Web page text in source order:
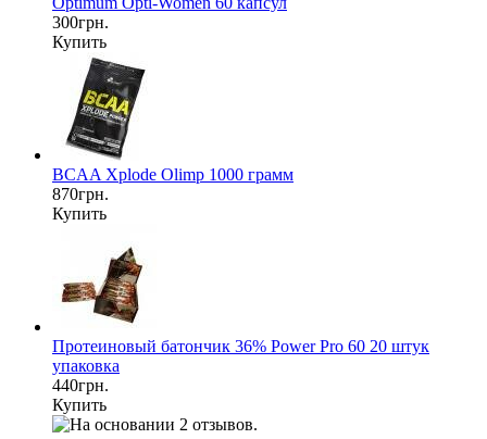
300грн.
Купить
BCAA Xplode Olimp 1000 грамм
870грн.
Купить
Протеиновый батончик 36% Power Pro 60 20 штук
упаковка
440грн.
Купить